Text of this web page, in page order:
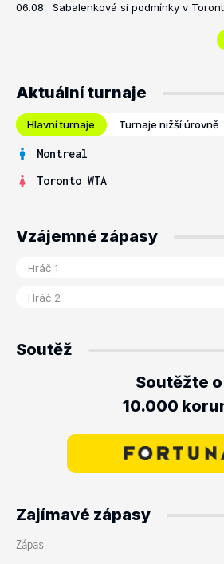
06.08. Sabalenková si podmínky v
Aktuální turnaje
Hlavní turnaje Turnaje nižší úrovně
Montreal
Toronto WTA
Vzájemné zápasy
Soutěž
Soutěžte o
10.000
Zajímavé zápasy
Zápas